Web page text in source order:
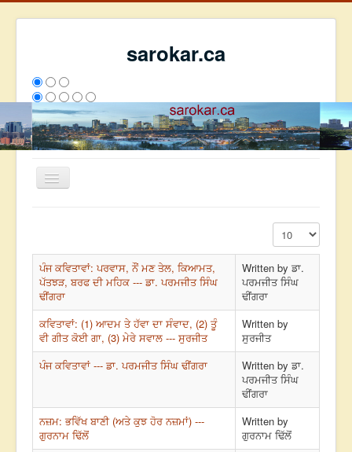
sarokar.ca
Toggle
ਸਰੋਕਾਰ ਦੇ ਲੇਖਕ
ਸੰਪਰਕ
We have 217 guests and no members online
2805566
ਇਸ ਹਫਤੇ33000 ਇਸ ਮਹੀਨੇ
Display #
ਪੰਜ ਕਵਿਤਾਵਾਂ: ਪਰਵਾਸ, ਨੌਂ ਮਣ ਤੇਲ, ਕਿਆਮਤ,
ਪੱਤਝੜ, ਬਰਫ ਦੀ ਮਹਿਕ --- ਡਾ. ਪਰਮਜੀਤ ਸਿੰਘ
ਢੀਂਗਰਾ
Written by ਡਾ.
ਪਰਮਜੀਤ ਸਿੰਘ
ਢੀਂਗਰਾ
ਕਵਿਤਾਵਾਂ: (1) ਆਦਮ ਤੇ ਹੱਵਾ ਦਾ ਸੰਵਾਦ, (2) ਤੂੰ
ਵੀ ਗੀਤ ਕੋਈ ਗਾ, (3) ਮੇਰੇ ਸਵਾਲ --- ਸੁਰਜੀਤ
Written by
ਸੁਰਜੀਤ
ਪੰਜ ਕਵਿਤਾਵਾਂ --- ਡਾ. ਪਰਮਜੀਤ ਸਿੰਘ ਢੀਂਗਰਾ
Written by ਡਾ.
ਪਰਮਜੀਤ ਸਿੰਘ
ਢੀਂਗਰਾ
ਨਜ਼ਮ: ਭਵਿੱਖ ਬਾਣੀ (ਅਤੇ ਕੁਝ ਹੋਰ ਨਜ਼ਮਾਂ) ---
ਗੁਰਨਾਮ ਢਿੱਲੋਂ
Written by
ਗੁਰਨਾਮ ਢਿੱਲੋਂ